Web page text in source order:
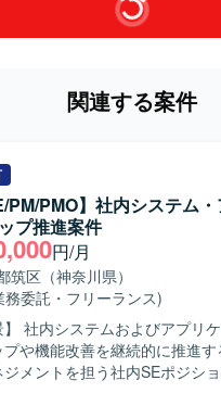
関連する案件
PM/PMO】社内システム
プ推進案件
円/月
筑区（神奈川県）
務委託・フリーランス)
】 社内システムおよびアプリ
や機能改善を継続的に推進
ジメントを担う社内SEポジシ